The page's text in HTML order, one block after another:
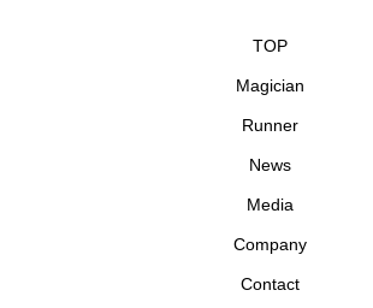
TOP
Magician
Runner
News
Media
Company
Contact